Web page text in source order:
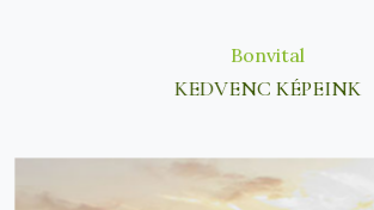
Bonvital
KEDVENC KÉPEINK